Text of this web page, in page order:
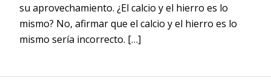
su aprovechamiento. ¿El calcio y el hierro es lo
mismo? No, afirmar que el calcio y el hierro es lo
mismo sería incorrecto. […]